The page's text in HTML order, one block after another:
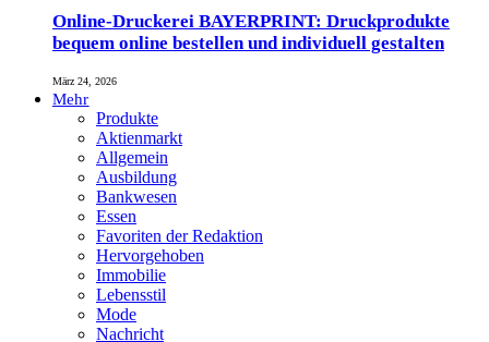
Online-Druckerei BAYERPRINT: Druckprodukte
bequem online bestellen und individuell gestalten
März 24, 2026
Mehr
Produkte
Aktienmarkt
Allgemein
Ausbildung
Bankwesen
Essen
Favoriten der Redaktion
Hervorgehoben
Immobilie
Lebensstil
Mode
Nachricht